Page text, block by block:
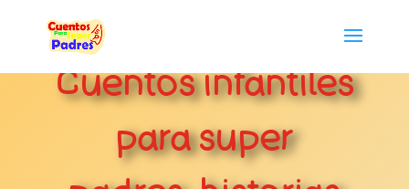
Cuentos infantiles
para super